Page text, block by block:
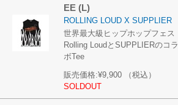
EE (L)
ROLLING LOUD X SUPPLIER
世界最大級ヒップホップフェス
Rolling LoudとSUPPLIERのコラ
ボTee
販売価格:¥9,900
（税込）
SOLDOUT